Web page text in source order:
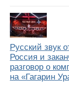
Русский звук
Россия и
разговор о
на «Гагарин